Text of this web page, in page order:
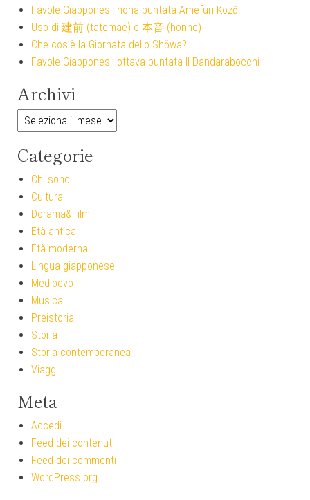
Favole Giapponesi: nona puntata Amefuri Kozō
Uso di 建前 (tatemae) e 本音 (honne)
Che cos’è la Giornata dello Shōwa?
Favole Giapponesi: ottava puntata Il Dandarabocchi
Archivi
Archivi
Categorie
Chi sono
Cultura
Dorama&Film
Età antica
Età moderna
Lingua giapponese
Medioevo
Musica
Preistoria
Storia
Storia contemporanea
Viaggi
Meta
Accedi
Feed dei contenuti
Feed dei commenti
WordPress.org